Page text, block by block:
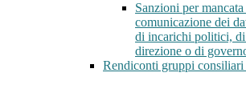
Sanzioni per
comunicazione dei
di incarichi politici,
direzione o di
Rendiconti gruppi